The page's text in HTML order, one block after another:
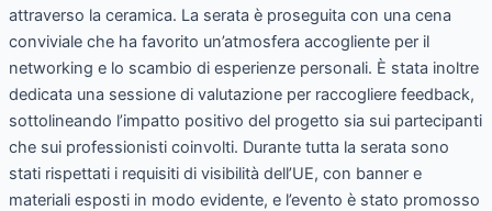
attraverso la ceramica. La serata è proseguita con una cena
conviviale che ha favorito un’atmosfera accogliente per il
networking e lo scambio di esperienze personali. È stata inoltre
dedicata una sessione di valutazione per raccogliere feedback,
sottolineando l’impatto positivo del progetto sia sui partecipanti
che sui professionisti coinvolti. Durante tutta la serata sono
stati rispettati i requisiti di visibilità dell’UE, con banner e
materiali esposti in modo evidente, e l’evento è stato promosso